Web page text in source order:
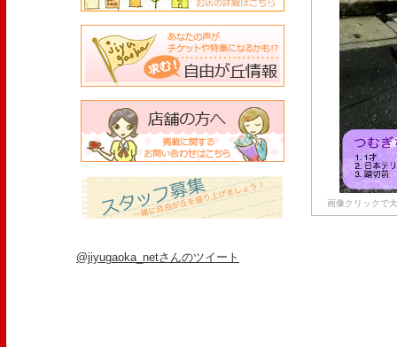
画像クリックで
@jiyugaoka_netさんのツイート